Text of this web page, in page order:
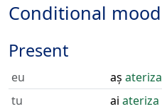
Conditional mood
Present
eu aș ateriza
tu
ai ateriza